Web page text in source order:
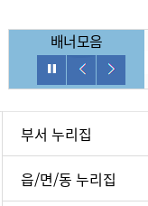
배너모음
부서 누리집
읍/면/동 누리집